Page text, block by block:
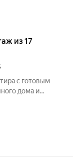
из 17
с готовым
дома и
комнаты-